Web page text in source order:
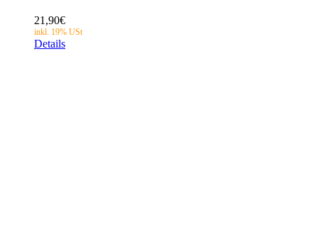
21,90€
Details